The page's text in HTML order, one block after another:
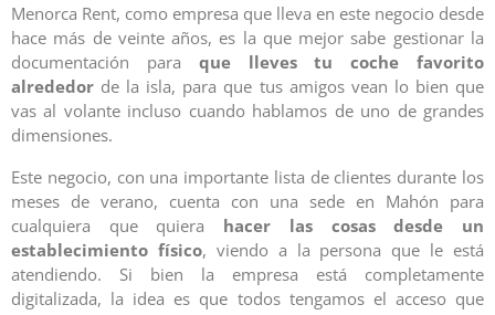
Menorca Rent, como empresa que lleva en este negocio desde
hace más de veinte años, es la que mejor sabe gestionar la
documentación para que lleves tu coche favorito
alrededor de la isla, para que tus amigos vean lo bien que
vas al volante incluso cuando hablamos de uno de grandes
dimensiones.
Este negocio, con una importante lista de clientes durante los
meses de verano, cuenta con una sede en Mahón para
cualquiera que quiera hacer las cosas desde un
establecimiento físico, viendo a la persona que le está
atendiendo. Si bien la empresa está completamente
digitalizada, la idea es que todos tengamos el acceso que